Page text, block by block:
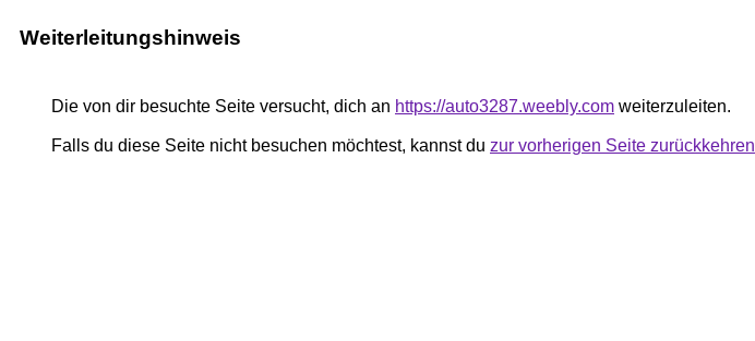
Weiterleitungshinweis
Die von dir besuchte Seite versucht, dich an https://auto3287.weebly.com weiterzuleiten.
Falls du diese Seite nicht besuchen möchtest, kannst du zur vorherigen Seite zurückkehren